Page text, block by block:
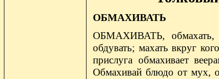
ОБМАХИВАТЬ
ОБМАХИВАТЬ, обмахать,
обдувать; махать вкруг
прислуга обмахивает
Обмахивай блюдо от мух,